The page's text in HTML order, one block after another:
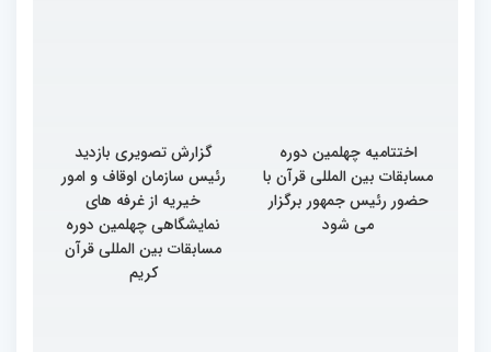
اختتامیه چهلمین دوره
مسابقات بین المللی قرآن با
حضور رئیس جمهور برگزار
می شود
گزارش تصویری بازدید
رئیس سازمان اوقاف و امور
خیریه از غرفه های
نمایشگاهی چهلمین دوره
مسابقات بین المللی قرآن
کریم